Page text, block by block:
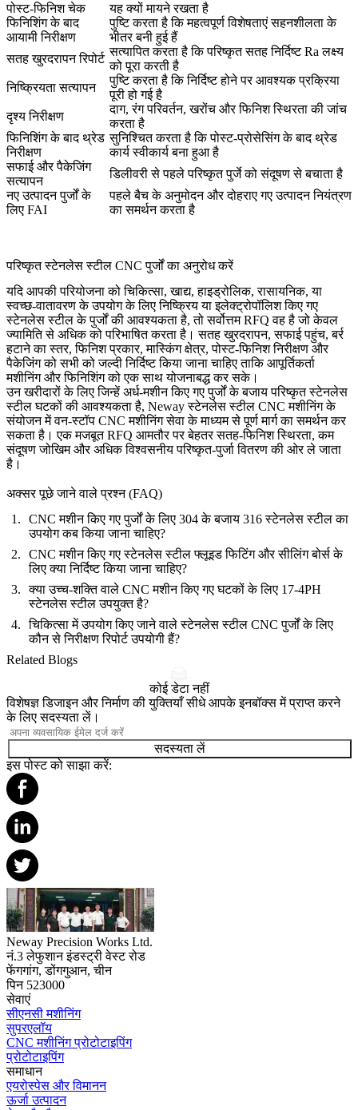
पोस्ट-फिनिश चेक
यह क्यों मायने रखता है
फिनिशिंग के बाद
आयामी निरीक्षण
पुष्टि करता है कि महत्वपूर्ण विशेषताएं सहनशीलता के
भीतर बनी हुई हैं
सतह खुरदरापन रिपोर्ट
सत्यापित करता है कि परिष्कृत सतह निर्दिष्ट Ra लक्ष्य
को पूरा करती है
निष्क्रियता सत्यापन
पुष्टि करता है कि निर्दिष्ट होने पर आवश्यक प्रक्रिया
पूरी हो गई है
दृश्य निरीक्षण
दाग, रंग परिवर्तन, खरोंच और फिनिश स्थिरता की जांच
करता है
फिनिशिंग के बाद थ्रेड
निरीक्षण
सुनिश्चित करता है कि पोस्ट-प्रोसेसिंग के बाद थ्रेड
कार्य स्वीकार्य बना हुआ है
सफाई और पैकेजिंग
सत्यापन
डिलीवरी से पहले परिष्कृत पुर्जे को संदूषण से बचाता है
नए उत्पादन पुर्जों के
लिए FAI
पहले बैच के अनुमोदन और दोहराए गए उत्पादन नियंत्रण
का समर्थन करता है
परिष्कृत स्टेनलेस स्टील CNC पुर्जों का अनुरोध करें
यदि आपकी परियोजना को चिकित्सा, खाद्य, हाइड्रोलिक, रासायनिक, या
स्वच्छ-वातावरण के उपयोग के लिए निष्क्रिय या इलेक्ट्रोपॉलिश किए गए
स्टेनलेस स्टील के पुर्जों की आवश्यकता है, तो सर्वोत्तम RFQ वह है जो केवल
ज्यामिति से अधिक को परिभाषित करता है। सतह खुरदरापन, सफाई पहुंच, बर्र
हटाने का स्तर, फिनिश प्रकार, मास्किंग क्षेत्र, पोस्ट-फिनिश निरीक्षण और
पैकेजिंग को सभी को जल्दी निर्दिष्ट किया जाना चाहिए ताकि आपूर्तिकर्ता
मशीनिंग और फिनिशिंग को एक साथ योजनाबद्ध कर सके।
उन खरीदारों के लिए जिन्हें अर्ध-मशीन किए गए पुर्जों के बजाय परिष्कृत स्टेनलेस
स्टील घटकों की आवश्यकता है, Newayस्टेनलेस स्टील CNC मशीनिंगके
संयोजन मेंवन-स्टॉप CNC मशीनिंग सेवाके माध्यम से पूर्ण मार्ग का समर्थन कर
सकता है। एक मजबूत RFQ आमतौर पर बेहतर सतह-फिनिश स्थिरता, कम
संदूषण जोखिम और अधिक विश्वसनीय परिष्कृत-पुर्जा वितरण की ओर ले जाता
है।
अक्सर पूछे जाने वाले प्रश्न (FAQ)
CNC मशीन किए गए पुर्जों के लिए 304 के बजाय 316 स्टेनलेस स्टील का
उपयोग कब किया जाना चाहिए?
CNC मशीन किए गए स्टेनलेस स्टील फ्लूइड फिटिंग और सीलिंग बोर्स के
लिए क्या निर्दिष्ट किया जाना चाहिए?
क्या उच्च-शक्ति वाले CNC मशीन किए गए घटकों के लिए 17-4PH
स्टेनलेस स्टील उपयुक्त है?
चिकित्सा में उपयोग किए जाने वाले स्टेनलेस स्टील CNC पुर्जों के लिए
कौन से निरीक्षण रिपोर्ट उपयोगी हैं?
Related Blogs
कोई डेटा नहीं
विशेषज्ञ डिजाइन और निर्माण की युक्तियाँ सीधे आपके इनबॉक्स में प्राप्त करने
के लिए सदस्यता लें।
सदस्यता लें
इस पोस्ट को साझा करें:
Neway Precision Works Ltd.
नं.3 लेफुशान इंडस्ट्री वेस्ट रोड
फेंगगांग, डोंगगुआन, चीन
पिन 523000
सेवाएं
सीएनसी मशीनिंग
सुपरएलॉय
CNC मशीनिंग प्रोटोटाइपिंग
प्रोटोटाइपिंग
समाधान
एयरोस्पेस और विमानन
ऊर्जा उत्पादन